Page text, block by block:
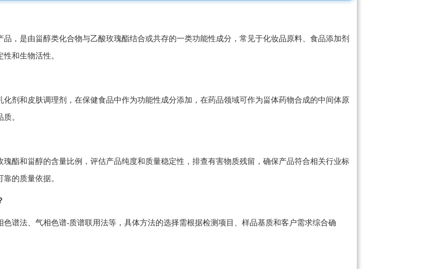
，是由甾醇类化合物与乙酸玫瑰酯结合或共存的一类功能性成分，常见于化妆品原料、食品添加剂
和生物活性。
剂和皮肤调理剂，在保健食品中作为功能性成分添加，在药品领域可作为甾体药物合成的中间体原
。
酯和甾醇的含量比例，评估产品纯度和质量稳定性，排查有害物质残留，确保产品符合相关行业标
的质量依据。
谱法、气相色谱-质谱联用法等，具体方法的选择需根据检测项目、样品基质和客户需求综合确